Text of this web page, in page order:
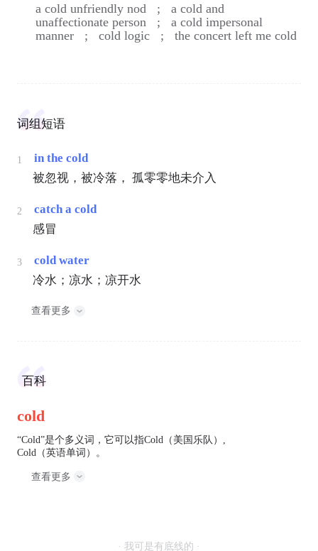
a cold unfriendly nod ;
a cold and
unaffectionate person ;
a cold impersonal
manner ;
cold logic ; the concert left me cold
词组短语
1
in the cold
被忽视，被冷落， 孤零零地未介入
2
catch a cold
感冒
3
cold water
冷水；凉水；凉开水
查看更多
百科
cold
“Cold”是个多义词，它可以指Cold（美国乐队）,
Cold（英语单词）。
查看更多
· 我可是有底线的 ·